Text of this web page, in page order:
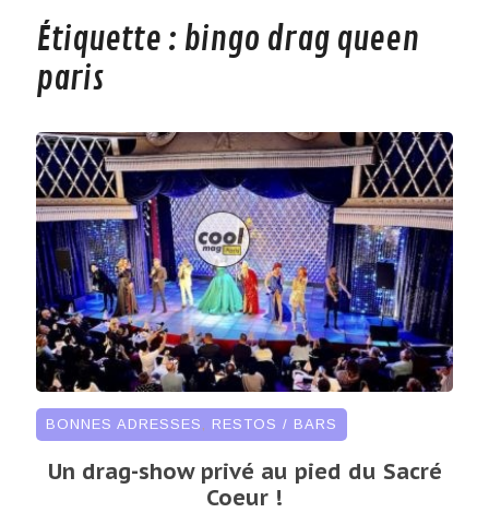
Étiquette : bingo drag queen
paris
BONNES ADRESSES RESTOS / BARS
Un drag-show privé au pied du Sacré
Coeur !